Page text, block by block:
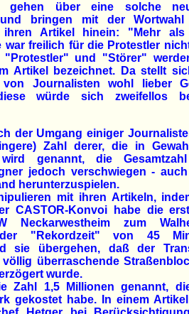
gehen über eine solche
bringen mit der Wortwahl
Artikel hinein: "Mehr als
war freilich für die Protestler
"Protestler" und "Störer"
Artikel bezeichnet. Da stellt
Journalisten wohl lieber
würde sich zweifellos
der Umgang einiger
Zahl derer, die in
genannt, die
jedoch verschwiegen -
herunterzuspielen.
mit ihren Artikeln,
CASTOR-Konvoi habe die
Neckarwestheim zum
"Rekordzeit" von 45
sie übergehen, daß der
überraschende
wurde.
Zahl 1,5 Millionen genannt,
gekostet habe. In einem